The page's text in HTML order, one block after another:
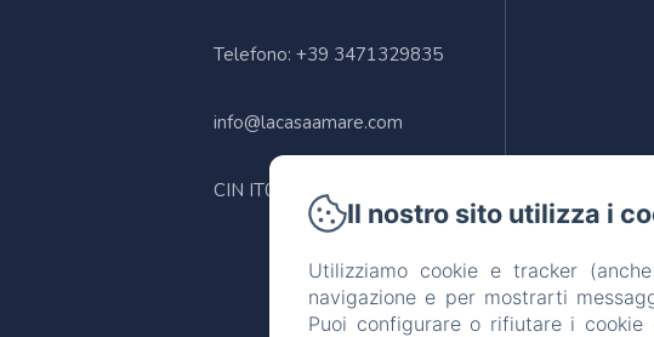
Telefono: +39 3471329835
info@lacasaamare.com
CIN IT083048C1PLEXY8FA
Il nostro sito utilizza i
Utilizziamo cookie e tracker
navigazione e per mostrarti
Puoi configurare o rifiutare i